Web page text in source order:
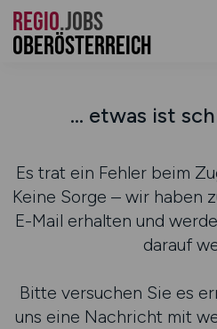
REGIO.JOBS
Oberösterreich
... etwas ist
Es trat ein Fehler beim
Keine Sorge – wir haben
E-Mail erhalten und
darauf
Bitte versuchen Sie es
uns eine Nachricht mit